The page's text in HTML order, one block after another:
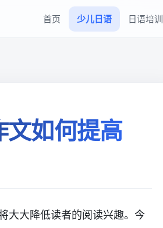
首页 少儿日语 日语培训
文如何提高
大大降低读者的阅读兴趣。今